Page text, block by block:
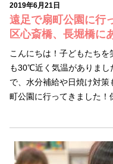
2019年6月21日
遠足で扇町公園に行
区心斎橋、長堀橋に
こんにちは！子どもたち
も30℃近く気温がありまし
で、水分補給や日焼け対
町公園に行ってきました！